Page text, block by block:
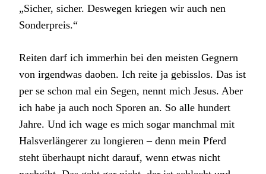
„Sicher, sicher. Deswegen kriegen wir auch nen
Sonderpreis.“
Reiten darf ich immerhin bei den meisten Gegnern
von irgendwas daoben. Ich reite ja gebisslos. Das ist
per se schon mal ein Segen, nennt mich Jesus. Aber
ich habe ja auch noch Sporen an. So alle hundert
Jahre. Und ich wage es mich sogar manchmal mit
Halsverlängerer zu longieren – denn mein Pferd
steht überhaupt nicht darauf, wenn etwas nicht